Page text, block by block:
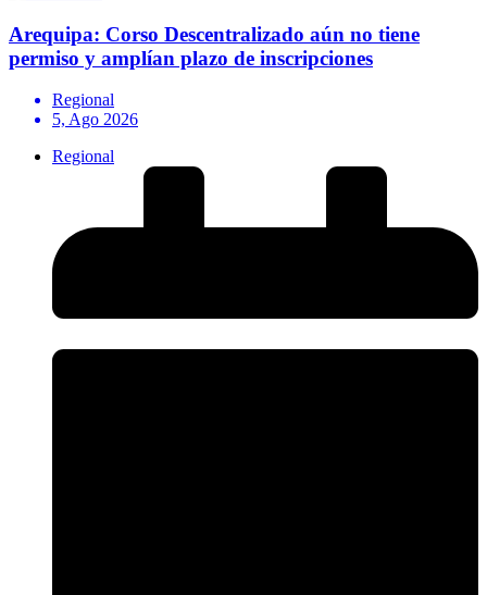
Arequipa: Corso Descentralizado aún no tiene
permiso y amplían plazo de inscripciones
Regional
5, Ago 2026
Regional